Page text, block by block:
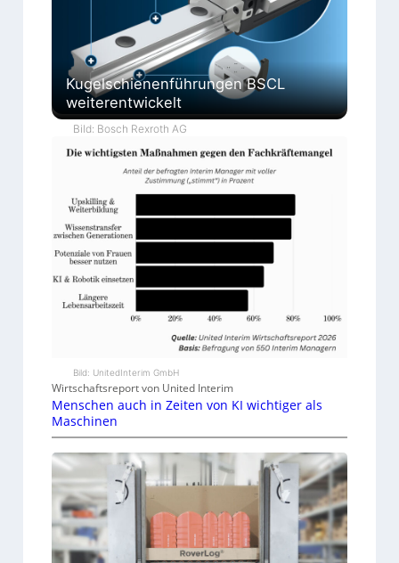
Kugelschienenführungen BSCL
weiterentwickelt
Bild: Bosch Rexroth AG
Bild: UnitedInterim GmbH
Wirtschaftsreport von United Interim
Menschen auch in Zeiten von KI wichtiger als
Maschinen